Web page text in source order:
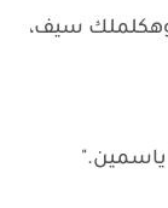
وهكلملك سيف،
ياسمين."